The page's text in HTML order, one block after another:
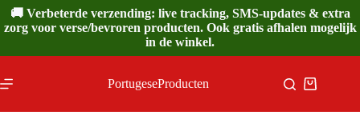
Ga
naar
de
🚚 Verbeterde verzending: live tracking, SMS-updates & extra
zorg voor verse/bevroren producten. Ook gratis afhalen mogelijk
in de winkel.
PortugeseProducten